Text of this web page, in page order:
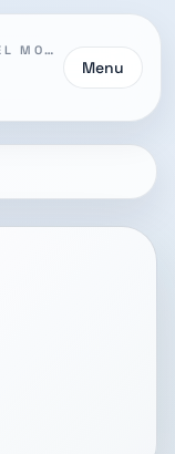
LA STORIA DELLA COPPA DEL MONDO
Menu